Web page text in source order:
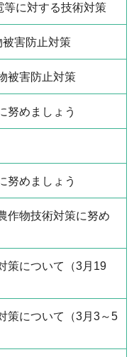
に対する技術対策
害防止対策
被害防止対策
努めましょう
努めましょう
作物技術対策に努め
策について（3月19
策について（3月3～5